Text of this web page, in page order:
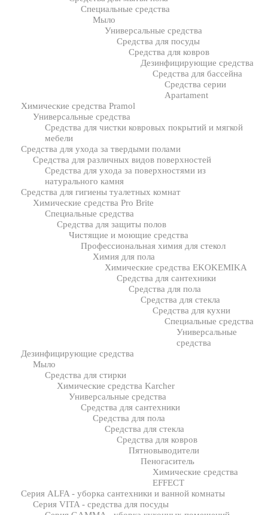
Специальные средства
Мыло
Универсальные средства
Средства для посуды
Средства для ковров
Дезинфицирующие средства
Средства для бассейна
Средства серии
Apartament
Химические средства Pramol
Универсальные средства
Средства для чистки ковровых покрытий и мягкой
мебели
Средства для ухода за твердыми полами
Средства для различных видов поверхностей
Средства для ухода за поверхностями из
натурального камня
Средства для гигиены туалетных комнат
Химические средства Pro Brite
Специальные средства
Средства для защиты полов
Чистящие и моющие средства
Профессиональная химия для стекол
Химия для пола
Химические средства EKOKEMIKA
Средства для сантехники
Средства для пола
Средства для стекла
Средства для кухни
Специальные средства
Универсальные
средства
Дезинфицирующие средства
Мыло
Средства для стирки
Химические средства Karcher
Универсальные средства
Средства для сантехники
Средства для пола
Средства для стекла
Средства для ковров
Пятновыводители
Пеногаситель
Химические средства
EFFECT
Серия ALFA - уборка сантехники и ванной комнаты
Серия VITA - средства для посуды